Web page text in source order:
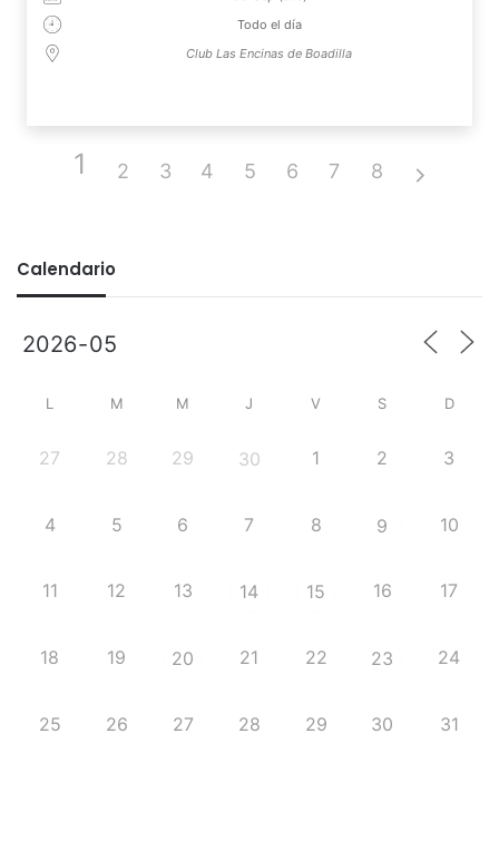
Todo el día
Club Las Encinas de Boadilla
1 2 3 4 5 6 7 8
Calendario
L M M J V S D
27 28 29 30 1 2 3
4 5 6 7 8 9 10
11 12 13 14 15 16 17
18 19 20 21 22 23 24
25 26 27 28 29 30 31